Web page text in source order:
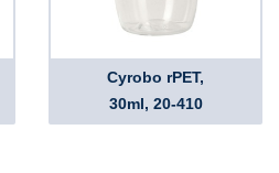
Cyrobo rPET,
30ml, 20-410